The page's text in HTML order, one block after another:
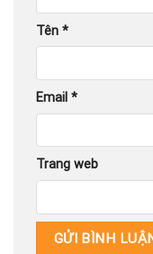
Tên *
Email *
Trang web